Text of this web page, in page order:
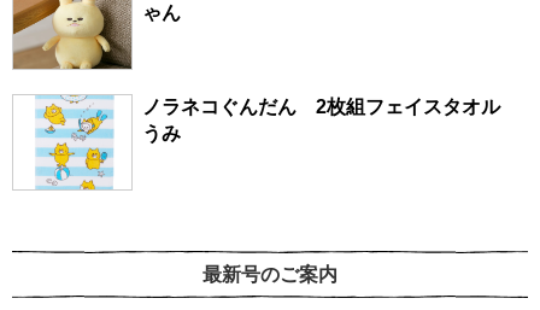
ゃん
ノラネコぐんだん 2枚組フェイスタオル
うみ
最新号のご案内